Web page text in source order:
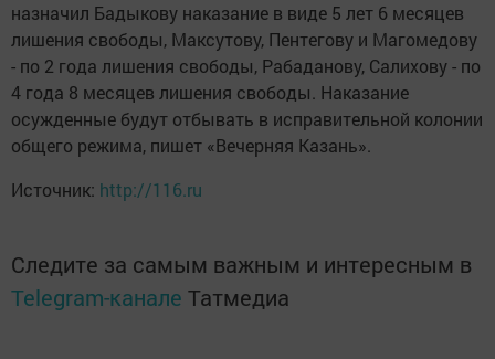
назначил Бадыкову наказание в виде 5 лет 6 месяцев
лишения свободы, Максутову, Пентегову и Магомедову
- по 2 года лишения свободы, Рабаданову, Салихову - по
4 года 8 месяцев лишения свободы. Наказание
осужденные будут отбывать в исправительной колонии
общего режима, пишет «Вечерняя Казань».
Источник: http://116.ru
Следите за самым важным и интересным в
Telegram-канале Татмедиа